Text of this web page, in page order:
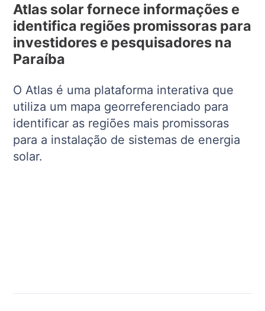
Atlas solar fornece informações e
identifica regiões promissoras para
investidores e pesquisadores na
Paraíba
O Atlas é uma plataforma interativa que
utiliza um mapa georreferenciado para
identificar as regiões mais promissoras
para a instalação de sistemas de energia
solar.